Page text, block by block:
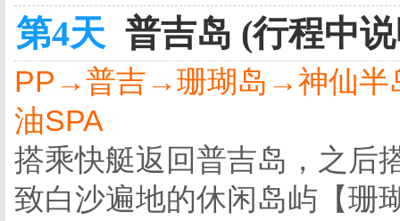
第4天 普吉岛 (行程中
PP→普吉→珊瑚岛→神仙
油SPA
搭乘快艇返回普吉岛，之后
致白沙遍地的休闲岛屿【珊